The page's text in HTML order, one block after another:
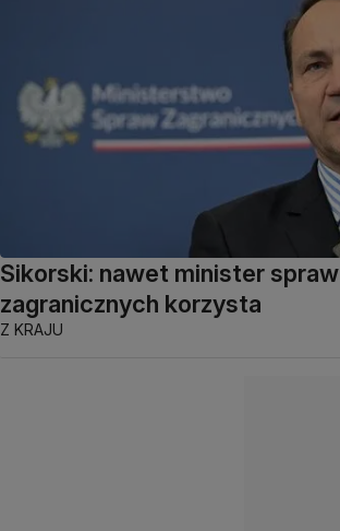
Sikorski: nawet minister spraw
zagranicznych korzysta
Z KRAJU